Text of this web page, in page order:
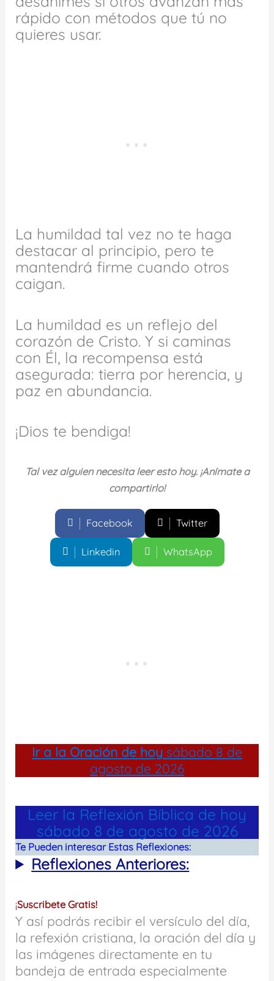
rápido con métodos que tú no
quieres usar.
La humildad tal vez no te haga
destacar al principio, pero te
mantendrá firme cuando otros
caigan.
La humildad es un reflejo del
corazón de Cristo. Y si caminas
con Él, la recompensa está
asegurada: tierra por herencia, y
paz en abundancia.
¡Dios te bendiga!
Tal vez alguien necesita leer esto hoy. ¡Anímate a
compartirlo!
Facebook Twitter
Linkedin WhatsApp
Ir a la Oración de hoy sábado 8 de
agosto de 2026
Leer la Reflexión Bíblica de hoy
sábado 8 de agosto de 2026
Te Pueden interesar Estas Reflexiones:
Reflexiones Anteriores:
¡Suscribete Gratis!
Y así podrás recibir el versículo del día,
la refexión cristiana, la oración del día y
las imágenes directamente en tu
bandeja de entrada especialmente